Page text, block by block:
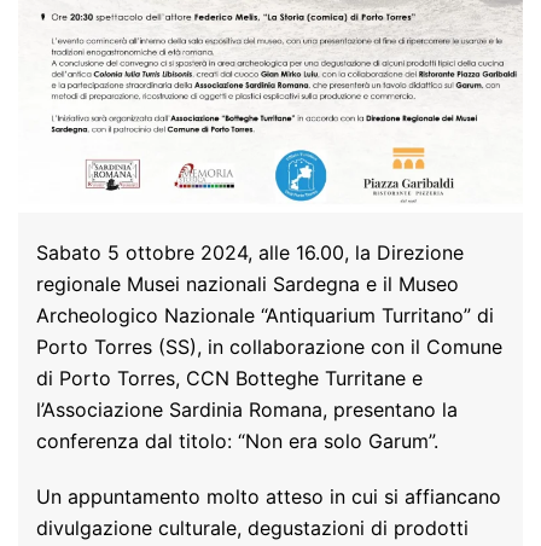
Sabato 5 ottobre 2024, alle 16.00, la Direzione
regionale Musei nazionali Sardegna e il Museo
Archeologico Nazionale “Antiquarium Turritano” di
Porto Torres (SS), in collaborazione con il Comune
di Porto Torres, CCN Botteghe Turritane e
l’Associazione Sardinia Romana, presentano la
conferenza dal titolo: “Non era solo Garum”.
Un appuntamento molto atteso in cui si affiancano
divulgazione culturale, degustazioni di prodotti